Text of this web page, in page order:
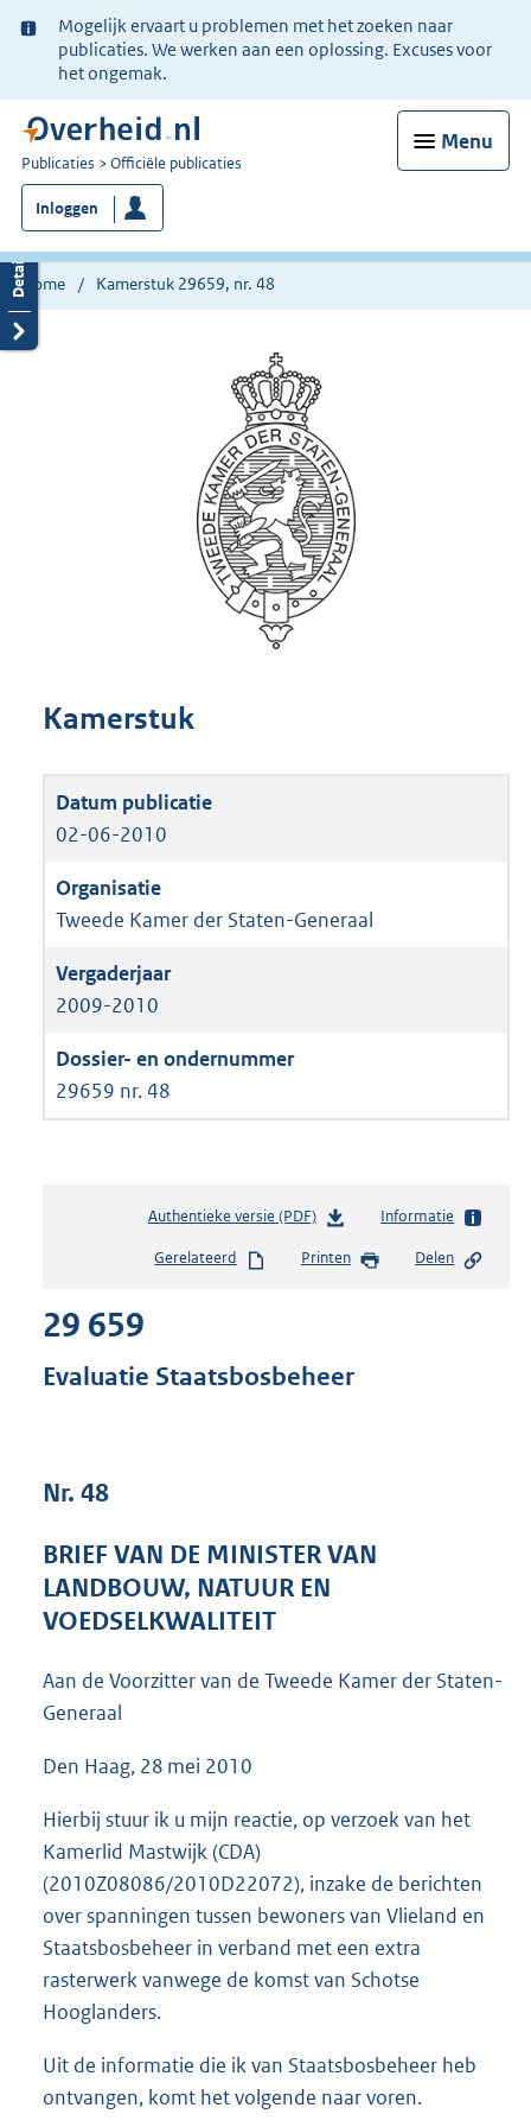
Ter
informatie:
Mogelijk ervaart u problemen met het zoeken naar
publicaties. We werken aan een oplossing. Excuses voor
het ongemak.
Menu
U
bent
nu
hier:
Publicaties Officiële publicaties
Inloggen
Home Kamerstuk 29659, nr. 48
Kamerstuk
02-06-2010
Tweede Kamer der Staten-Generaal
2009-2010
29659 nr. 48
Authentieke versie (PDF)b
s
s
e
:
b
Informatie
Gerelateerd Printen Delen
29 659
Evaluatie Staatsbosbeheer
Nr. 48
BRIEF VAN DE MINISTER VAN
LANDBOUW, NATUUR EN
VOEDSELKWALITEIT
Aan de Voorzitter van de Tweede Kamer der Staten-
Generaal
Den Haag, 28 mei 2010
Hierbij stuur ik u mijn reactie, op verzoek van het
Kamerlid Mastwijk (CDA)
(2010Z08086/2010D22072), inzake de berichten
over spanningen tussen bewoners van Vlieland en
Staatsbosbeheer in verband met een extra
rasterwerk vanwege de komst van Schotse
Hooglanders.
Uit de informatie die ik van Staatsbosbeheer heb
ontvangen, komt het volgende naar voren.